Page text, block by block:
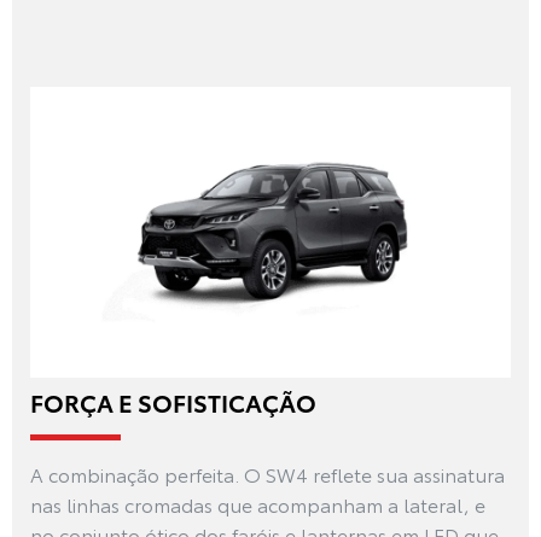
FORÇA E SOFISTICAÇÃO
A combinação perfeita. O SW4 reflete sua assinatura
nas linhas cromadas que acompanham a lateral, e